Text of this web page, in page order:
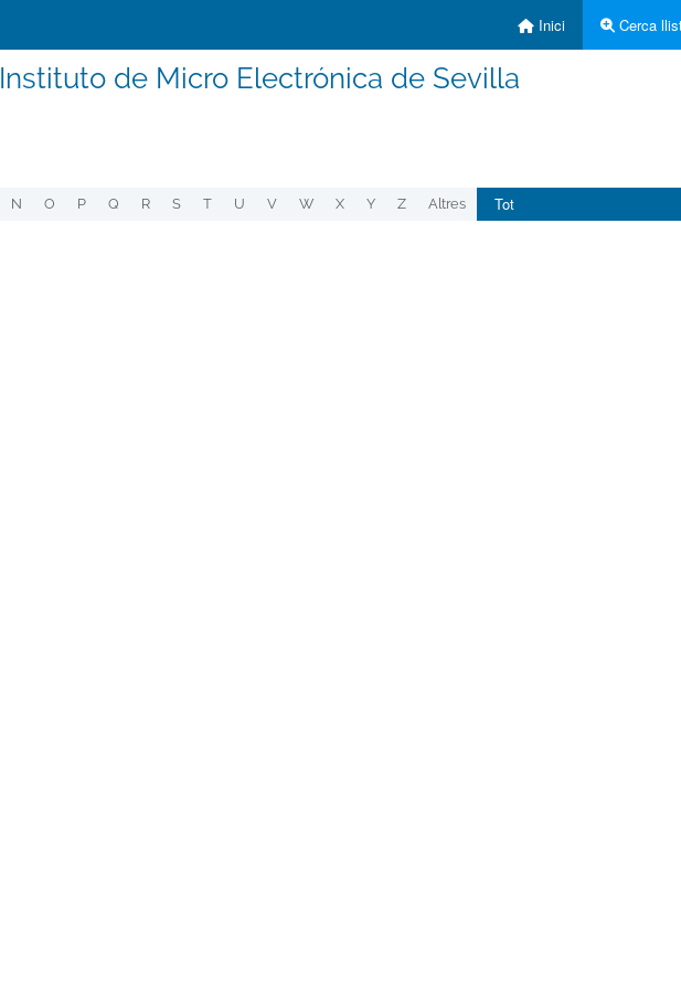
Inici Cerca
Instituto de Micro Electrónica de Sevilla
N O P Q R S T U V W X Y Z Altres Tot